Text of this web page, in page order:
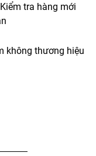
tra hàng mới
không thương hiệu